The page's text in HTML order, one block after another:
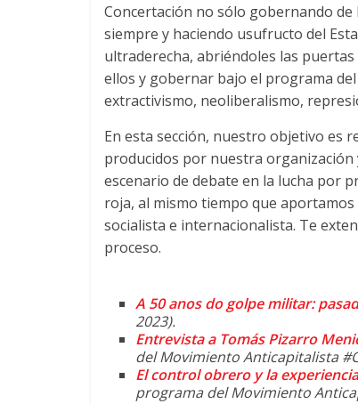
Concertación no sólo gobernando de
siempre y haciendo usufructo del
ultraderecha, abriéndoles las
ellos y gobernar bajo el programa
extractivismo, neoliberalismo,
En esta sección, nuestro objetivo es
producidos por nuestra
escenario de debate en la lucha por
roja, al mismo tiempo que
socialista e internacionalista. Te
proceso.
A 50 anos do golpe militar:
2023).
Entrevista a Tomás Pizarro
del Movimiento Anticapitalista
El control obrero y la
programa del Movimiento